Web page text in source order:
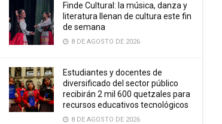
Finde Cultural: la música, danza y
literatura llenan de cultura este fin
de semana
8 DE AGOSTO DE 2026
Estudiantes y docentes de
diversificado del sector público
recibirán 2 mil 600 quetzales para
recursos educativos tecnológicos
8 DE AGOSTO DE 2026